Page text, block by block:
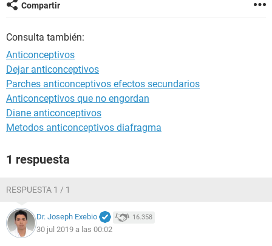
GLOSARIO
Compartir
Consulta también:
Anticonceptivos
Dejar anticonceptivos
Parches anticonceptivos efectos secundarios
Anticonceptivos que no engordan
Diane anticonceptivos
Metodos anticonceptivos diafragma
1 respuesta
RESPUESTA 1 / 1
Dr. Joseph Exebio 16.358
30 jul 2019 a las 00:02